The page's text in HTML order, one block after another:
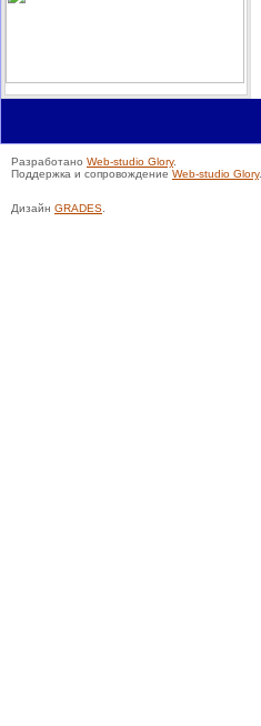
Разработано Web-studio Glory.
Поддержка и сопровождение Web-studio Glory.
Дизайн GRADES